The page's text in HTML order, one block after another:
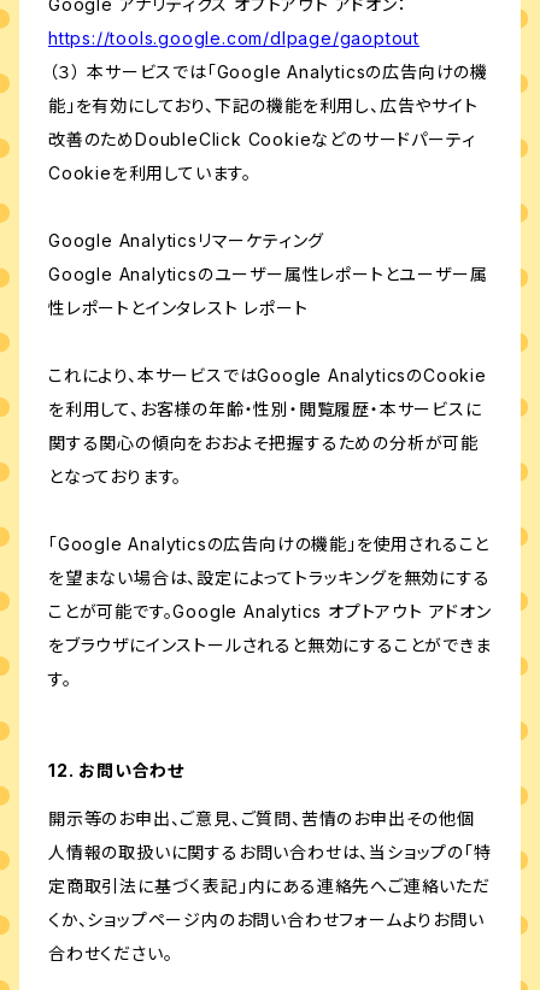
Google アナリティクス オプトアウト アドオン：
https://tools.google.com/dlpage/gaoptout
（３） 本サービスでは「Google Analyticsの広告向けの機
能」を有効にしており、下記の機能を利用し、広告やサイト
改善のためDoubleClick Cookieなどのサードパーティ
Cookieを利用しています。
Google Analyticsリマーケティング
Google Analyticsのユーザー属性レポートとユーザー属
性レポートとインタレスト レポート
これにより、本サービスではGoogle AnalyticsのCookie
を利用して、お客様の年齢・性別・閲覧履歴・本サービスに
関する関心の傾向をおおよそ把握するための分析が可能
となっております。
「Google Analyticsの広告向けの機能」を使用されること
を望まない場合は、設定によってトラッキングを無効にする
ことが可能です。Google Analytics オプトアウト アドオン
をブラウザにインストールされると無効にすることができま
す。
12. お問い合わせ
開示等のお申出、ご意見、ご質問、苦情のお申出その他個
人情報の取扱いに関するお問い合わせは、当ショップの「特
定商取引法に基づく表記」内にある連絡先へご連絡いただ
くか、ショップページ内のお問い合わせフォームよりお問い
合わせください。